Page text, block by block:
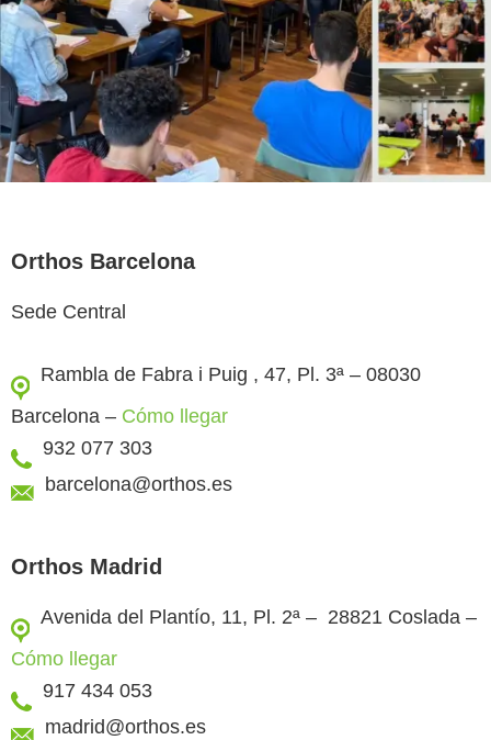
Orthos Barcelona
Sede Central
Rambla de Fabra i Puig , 47, Pl. 3ª – 08030
Barcelona – Cómo llegar
932 077 303
barcelona@orthos.es
Orthos Madrid
Avenida del Plantío, 11, Pl. 2ª – 28821 Coslada –
Cómo llegar
917 434 053
madrid@orthos.es